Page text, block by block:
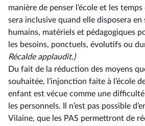
manière de penser l’école et les temps
sera inclusive quand elle disposera en
humains, matériels et pédagogiques
les besoins, ponctuels, évolutifs ou
Récalde applaudit.)
Du fait de la réduction des moyens
souhaitée, l’injonction faite à l’école
enfant est vécue comme une
les personnels. Il n’est pas possible
Vilaine, que les PAS permettront de